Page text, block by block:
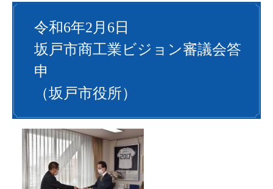
令和6年2月6日
坂戸市商工業ビジョン審議会答
申
（坂戸市役所）